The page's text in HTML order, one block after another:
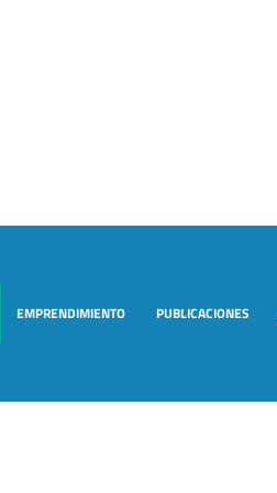
EMPRENDIMIENTO PUBLICACIONES